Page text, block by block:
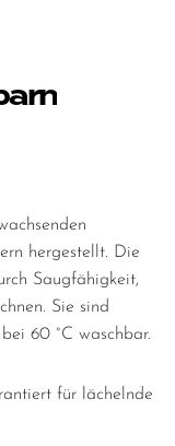
hergestellt. Die
Saugfähigkeit,
Sie sind
60 °C waschbar.
für lächelnde